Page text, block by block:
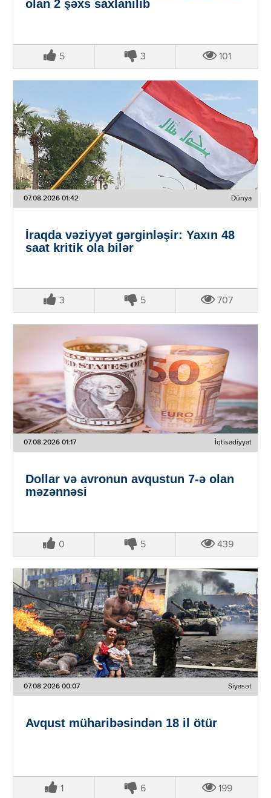
olan 2 şəxs saxlanılıb
5 3 101
07.08.2026 01:42 Dünya
İraqda vəziyyət gərginləşir: Yaxın 48
saat kritik ola bilər
3 5 707
07.08.2026 01:17 İqtisadiyyat
Dollar və avronun avqustun 7-ə olan
məzənnəsi
0 5 439
07.08.2026 00:07 Siyasət
Avqust müharibəsindən 18 il ötür
1 6 199